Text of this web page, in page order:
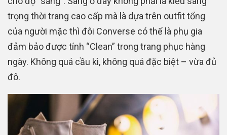
trọng thời trang cao cấp mà là dựa trên outfit tổng
của người mặc thì đôi Converse có thể là phụ gia
đảm bảo được tính “Clean” trong trang phục hàng
ngày. Không quá cầu kì, không quá đặc biệt – vừa đủ
đô.